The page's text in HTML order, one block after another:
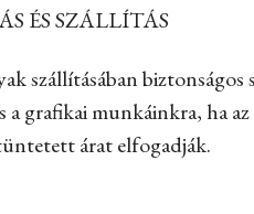
ÉS SZÁLLÍTÁS
szállításában
grafikai munkáinkra, ha
árat elfogadják.